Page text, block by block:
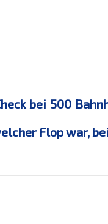
bei 500
Flop war,